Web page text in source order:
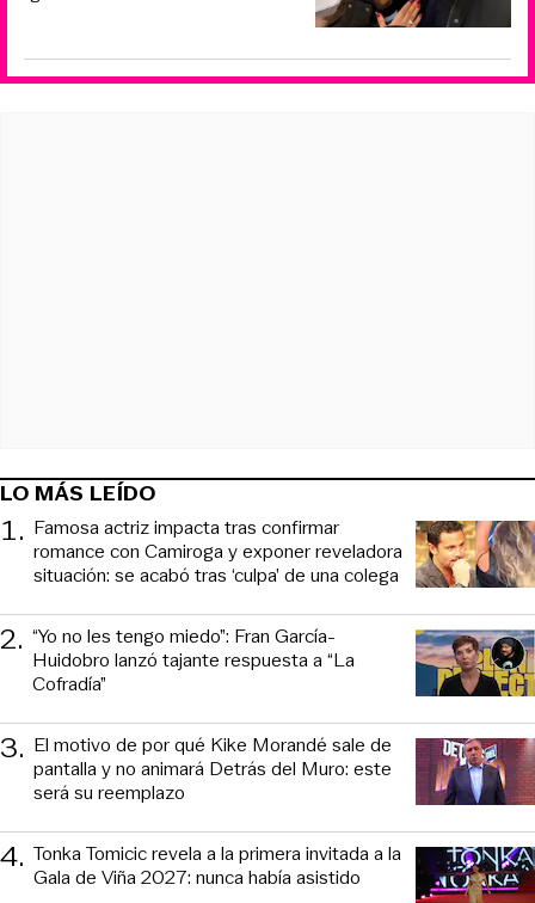
LO MÁS LEÍDO
1. Famosa actriz impacta tras confirmar
romance con Camiroga y exponer reveladora
situación: se acabó tras ‘culpa’ de una colega
2. “Yo no les tengo miedo”: Fran García-
Huidobro lanzó tajante respuesta a “La
Cofradía”
3. El motivo de por qué Kike Morandé sale de
pantalla y no animará Detrás del Muro: este
será su reemplazo
4. Tonka Tomicic revela a la primera invitada a la
Gala de Viña 2027: nunca había asistido